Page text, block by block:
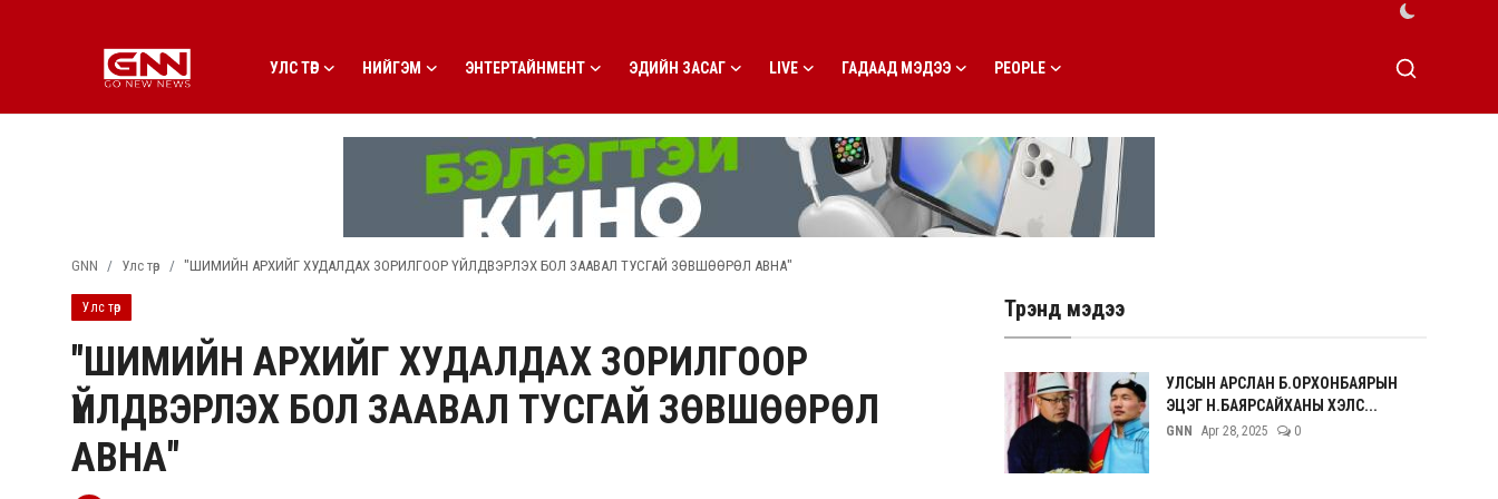
УЛС ТӨР НИЙГЭМ ЭНТЕРТАЙНМЕНТ ЭДИЙН ЗАСАГ LIVE ГАДААД МЭДЭЭ PEOPLE
Гадаад мэдээ
GNN Улс төр "ШИМИЙН АРХИЙГ ХУДАЛДАХ ЗОРИЛГООР ҮЙЛДВЭРЛЭХ БОЛ ЗААВАЛ ТУСГАЙ ЗӨВШӨӨРӨЛ АВНА"
Улс төр
"ШИМИЙН АРХИЙГ ХУДАЛДАХ ЗОРИЛГООР
ҮЙЛДВЭРЛЭХ БОЛ ЗААВАЛ ТУСГАЙ ЗӨВШӨӨРӨЛ
АВНА"
Трэнд мэдээ
УЛСЫН АРСЛАН Б.ОРХОНБАЯРЫН
ЭЦЭГ Н.БАЯРСАЙХАНЫ ХЭЛС...
GNN Apr 28, 2025 0